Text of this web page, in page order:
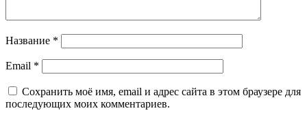
Название *
Email *
Сохранить моё имя, email и адрес сайта в этом браузере для
последующих моих комментариев.